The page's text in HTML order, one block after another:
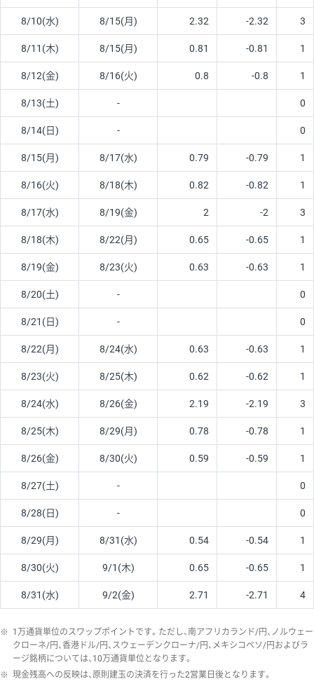
8/10(水) 8/15(月) 2.32 -2.32 3
8/11(木) 8/15(月) 0.81 -0.81 1
8/12(金) 8/16(火) 0.8 -0.8 1
8/13(土) - 0
8/14(日) - 0
8/15(月) 8/17(水) 0.79 -0.79 1
8/16(火) 8/18(木) 0.82 -0.82 1
8/17(水) 8/19(金) 2 -2 3
8/18(木) 8/22(月) 0.65 -0.65 1
8/19(金) 8/23(火) 0.63 -0.63 1
8/20(土) - 0
8/21(日) - 0
8/22(月) 8/24(水) 0.63 -0.63 1
8/23(火) 8/25(木) 0.62 -0.62 1
8/24(水) 8/26(金) 2.19 -2.19 3
8/25(木) 8/29(月) 0.78 -0.78 1
8/26(金) 8/30(火) 0.59 -0.59 1
8/27(土) - 0
8/28(日) - 0
8/29(月) 8/31(水) 0.54 -0.54 1
8/30(火) 9/1(木) 0.65 -0.65 1
8/31(水) 9/2(金) 2.71 -2.71 4
※ 1万通貨単位のスワップポイントです。ただし、南アフリカランド/円、ノルウェー
クローネ/円、香港ドル/円、スウェーデンクローナ/円、メキシコペソ/円およびラ
ージ銘柄については、10万通貨単位となります。
※ 現金残高への反映は、原則建玉の決済を行った2営業日後となります。